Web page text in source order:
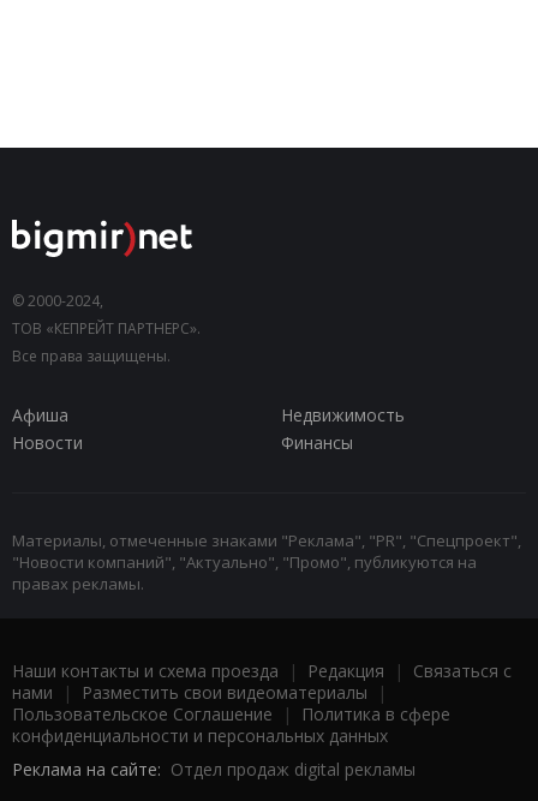
© 2000-2024,
ТОВ «КЕПРЕЙТ ПАРТНЕРС».
Все права защищены.
Афиша
Недвижимость
Новости
Финансы
Материалы, отмеченные знаками "Реклама", "PR", "Спецпроект",
"Новости компаний", "Актуально", "Промо", публикуются на
правах рекламы.
Наши контакты и схема проезда | Редакция | Связаться с
нами | Разместить свои видеоматериалы |
Пользовательское Соглашение |
Политика в сфере
конфиденциальности и персональных данных
Реклама на сайте: Отдел продаж digital рекламы